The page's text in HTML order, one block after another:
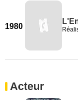
1980
Acteur